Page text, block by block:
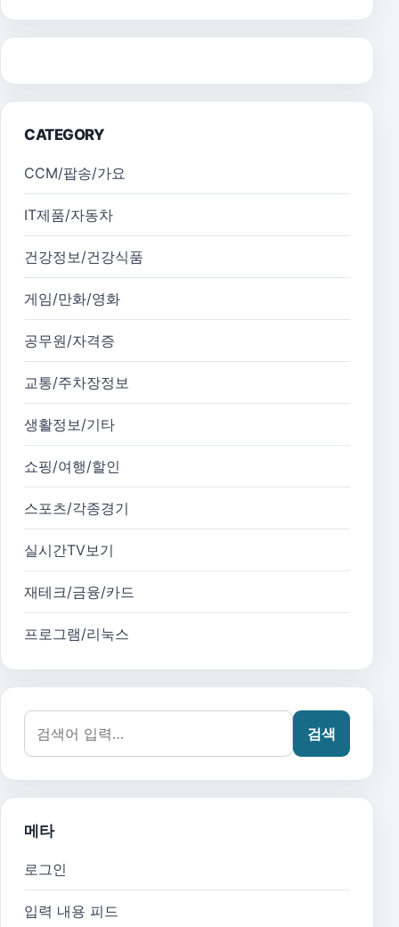
CATEGORY
CCM/팝송/가요
IT제품/자동차
건강정보/건강식품
게임/만화/영화
공무원/자격증
교통/주차장정보
생활정보/기타
쇼핑/여행/할인
스포츠/각종경기
실시간TV보기
재테크/금융/카드
프로그램/리눅스
검색어:
검색
메타
로그인
입력 내용 피드